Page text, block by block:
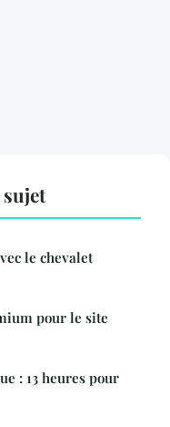
le chevalet
pour le site
: 13 heures pour